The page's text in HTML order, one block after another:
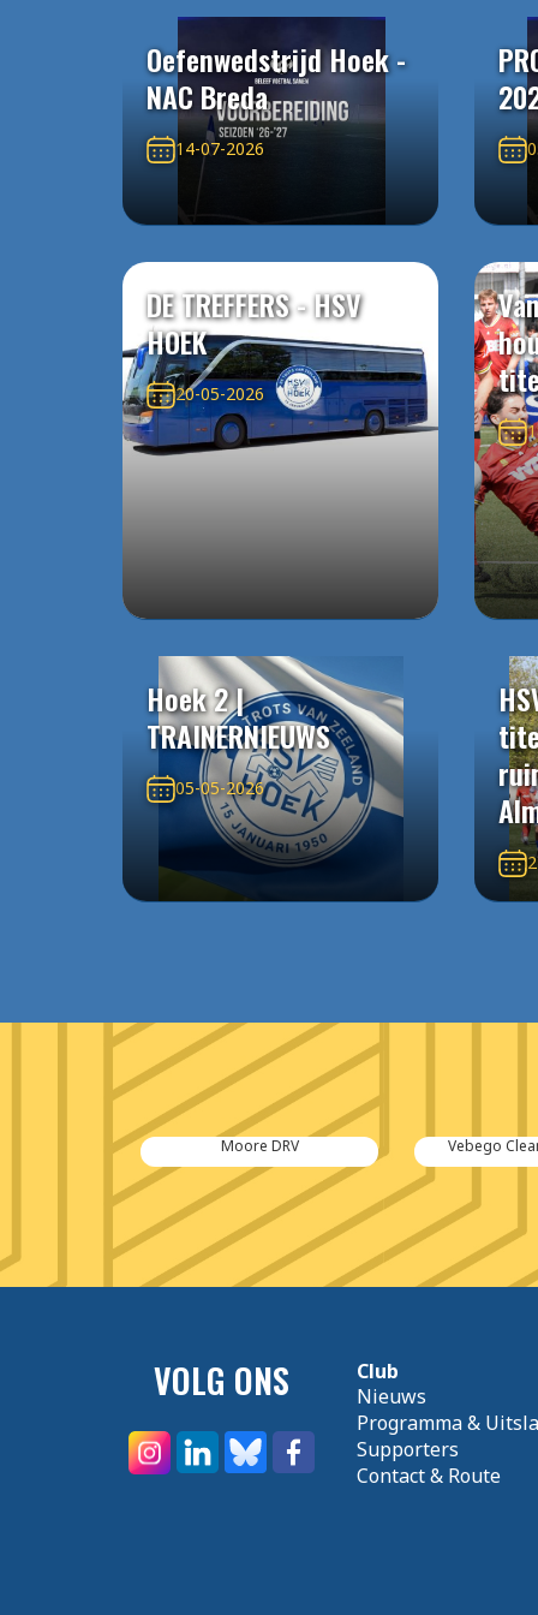
Oefenwedstrijd Hoek -
NAC Breda
14-07-2026
DE TREFFERS - HSV
HOEK
20-05-2026
Hoek 2 |
TRAINERNIEUWS
05-05-2026
Vebego Cleaning Service
VOLG ONS
Club
Nieuws
Programma &
Supporters
Contact & Route